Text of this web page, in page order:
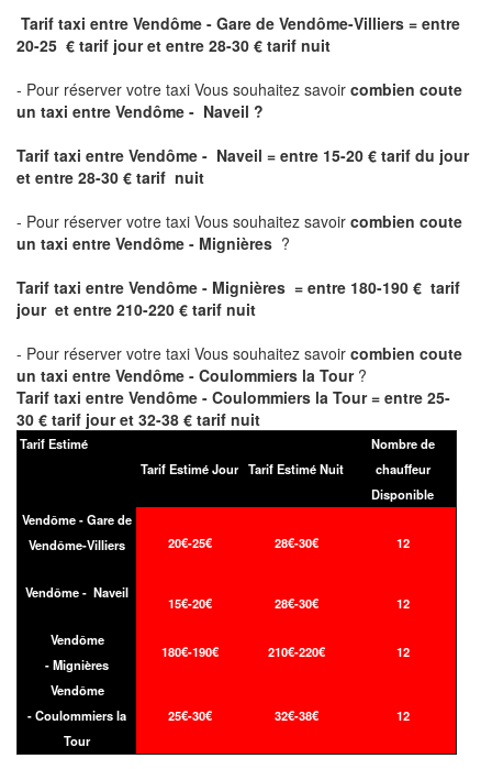
Tarif taxi entre Vendôme - Gare de Vendôme-Villiers = entre
20-25 € tarif jour et entre 28-30 € tarif nuit
- Pour réserver votre taxi Vous souhaitez savoir combien coute
un taxi entre Vendôme - Naveil ?
Tarif taxi entre Vendôme - Naveil = entre 15-20 € tarif du jour
et entre 28-30 € tarif nuit
- Pour réserver votre taxi Vous souhaitez savoir combien coute
un taxi entre Vendôme - Mignières ?
Tarif taxi entre Vendôme - Mignières = entre 180-190 € tarif
jour et entre 210-220 € tarif nuit
- Pour réserver votre taxi Vous souhaitez savoir combien coute
un taxi entre Vendôme - Coulommiers la Tour?
Tarif taxi entre Vendôme - Coulommiers la Tour = entre 25-
30 € tarif jour et 32-38 € tarif nuit
Tarif Estimé
Tarif Estimé Jour Tarif Estimé Nuit
Nombre de
chauffeur
Disponible
Vendôme - Gare de
Vendôme-Villiers
20€-25€ 28€-30€ 12
Vendôme - Naveil
15€-20€ 28€-30€ 12
Vendôme
- Mignières
180€-190€ 210€-220€ 12
Vendôme
- Coulommiers la
Tour
25€-30€ 32€-38€ 12